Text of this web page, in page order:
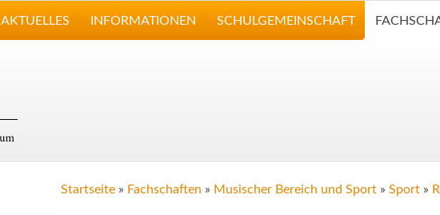
AKTUELLES INFORMATIONEN SCHULGEMEINSCHAFT
Startseite » Fachschaften » Musischer Bereich und Sport » Sport »